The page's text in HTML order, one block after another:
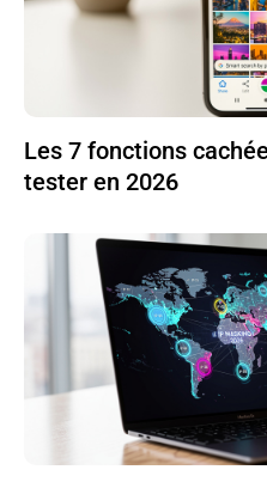
Les 7 fonctions
tester en 2026